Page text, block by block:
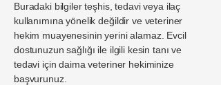
Buradaki bilgiler teşhis, tedavi veya ilaç
kullanımına yönelik değildir ve veteriner
hekim muayenesinin yerini alamaz. Evcil
dostunuzun sağlığı ile ilgili kesin tanı ve
tedavi için daima veteriner hekiminize
başvurunuz.